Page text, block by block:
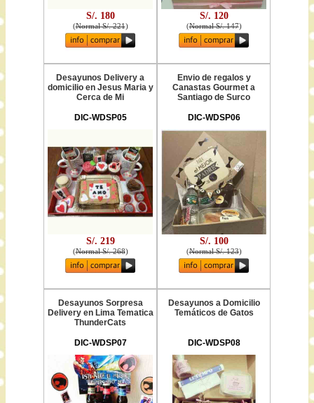
S/. 180
(Normal S/. 221)
S/. 120
(Normal S/. 147)
Desayunos Delivery a
domicilio en Jesus Maria y
Cerca de Mi
DIC-WDSP05
S/. 219
(Normal S/. 268)
Envio de regalos y
Canastas Gourmet a
Santiago de Surco
DIC-WDSP06
S/. 100
(Normal S/. 123)
Desayunos Sorpresa
Delivery en Lima Tematica
ThunderCats
DIC-WDSP07
Desayunos a Domicilio
Temáticos de Gatos
DIC-WDSP08